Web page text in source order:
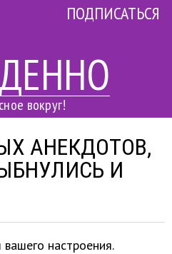
вокруг!
ПОДПИСАТЬСЯ
АНЕКДОТОВ,
И
настроения.